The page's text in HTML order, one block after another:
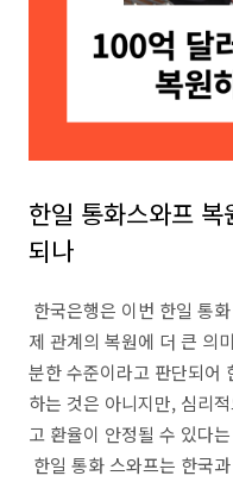
한일 통화스와프
되나
한국은행은 이번 한일 통
제 관계의 복원에 더 큰 의
분한 수준이라고 판단되어
하는 것은 아니지만, 심리
고 환율이 안정될 수 있다
한일 통화 스와프는 한국